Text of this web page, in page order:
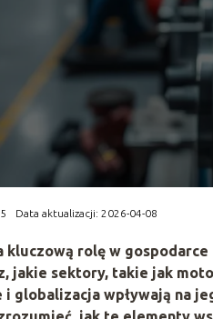
Data aktualizacji: 2026-04-08
kluczową rolę w
jakie sektory, takie jak
i globalizacja wpływają na